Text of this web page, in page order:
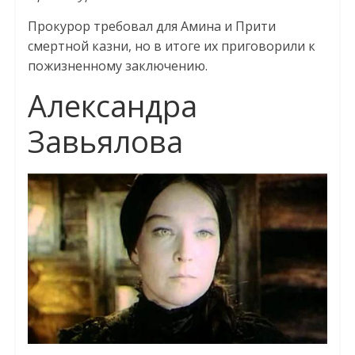
Прокурор требовал для Амина и Прити
смертной казни, но в итоге их приговорили к
пожизненному заключению.
Александра
Завьялова